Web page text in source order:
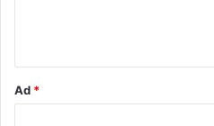
Ad *